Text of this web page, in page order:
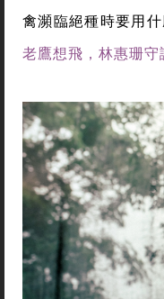
禽瀕臨絕種時要用
老鷹想飛，林惠珊守